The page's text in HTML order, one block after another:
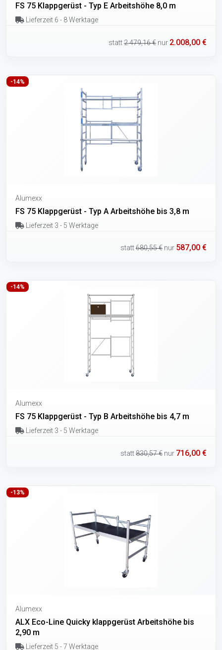
FS 75 Klappgerüst - Typ E Arbeitshöhe 8,0 m
Lieferzeit 6 - 8 Werktage
statt2.479,16 € nur 2.008,00 €
-14%
Alumexx
FS 75 Klappgerüst - Typ A Arbeitshöhe bis 3,8 m
Lieferzeit 3 - 5 Werktage
statt680,55 € nur 587,00 €
-14%
Alumexx
FS 75 Klappgerüst - Typ B Arbeitshöhe bis 4,7 m
Lieferzeit 3 - 5 Werktage
statt830,57 € nur 716,00 €
-13%
Alumexx
ALX Eco-Line Quicky klappgerüst Arbeitshöhe bis
2,90 m
Lieferzeit 5 - 7 Werktage